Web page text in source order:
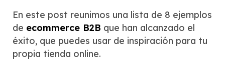
En este post reunimos una lista de 8 ejemplos
de ecommerce B2B que han alcanzado el
éxito, que puedes usar de inspiración para tu
propia tienda online.